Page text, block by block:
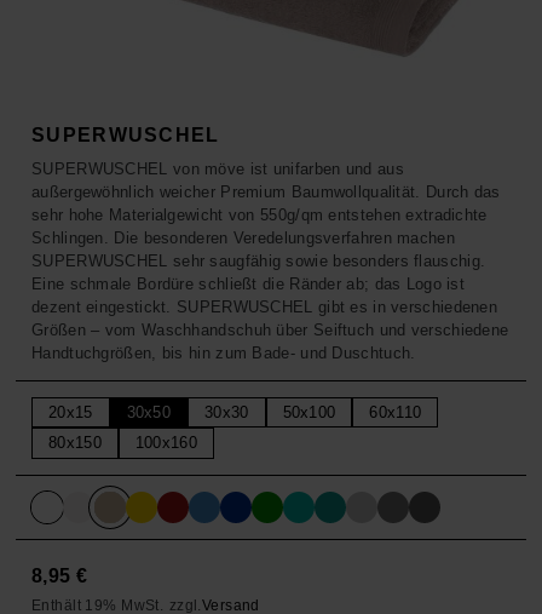
SALE
TOPS
HOSEN
SALE
SUPERWUSCHEL
SUPERWUSCHEL von möve ist unifarben und aus
außergewöhnlich weicher Premium Baumwollqualität. Durch das
sehr hohe Materialgewicht von 550g/qm entstehen extradichte
Schlingen. Die besonderen Veredelungsverfahren machen
SUPERWUSCHEL sehr saugfähig sowie besonders flauschig.
Eine schmale Bordüre schließt die Ränder ab; das Logo ist
dezent eingestickt. SUPERWUSCHEL gibt es in verschiedenen
Größen – vom Waschhandschuh über Seiftuch und verschiedene
Handtuchgrößen, bis hin zum Bade- und Duschtuch.
20x15 30x50 30x30 50x100
60x110
80x150
100x160
8,95 €
Enthält 19% MwSt. zzgl. Versand